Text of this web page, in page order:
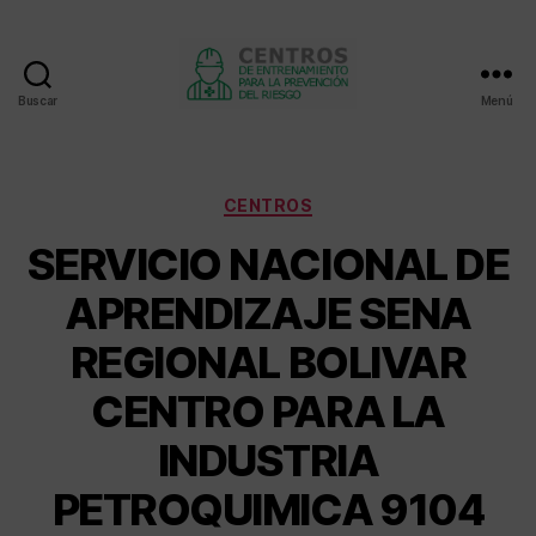
Buscar Menú
Categorías
CENTROS
SERVICIO NACIONAL DE
APRENDIZAJE SENA
REGIONAL BOLIVAR
CENTRO PARA LA
INDUSTRIA
PETROQUIMICA 9104